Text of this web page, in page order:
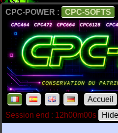
CPC-POWER : CPC-SOFTS
Accueil
Session end : 12h00m00s